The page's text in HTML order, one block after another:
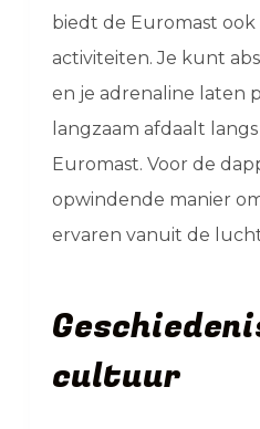
biedt de Euromast
activiteiten. Je kunt
en je adrenaline laten
langzaam afdaalt
Euromast. Voor de
opwindende manier
ervaren vanuit de
cultuur